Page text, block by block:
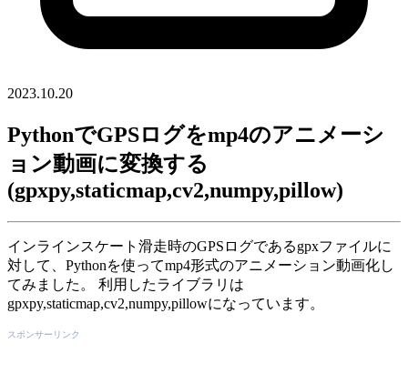
2023.10.20
PythonでGPSログをmp4のアニメーシ
ョン動画に変換する
(gpxpy,staticmap,cv2,numpy,pillow)
インラインスケート滑走時のGPSログであるgpxファイルに
対して、Pythonを使ってmp4形式のアニメーション動画化し
てみました。 利用したライブラリは
gpxpy,staticmap,cv2,numpy,pillowになっています。
スポンサーリンク